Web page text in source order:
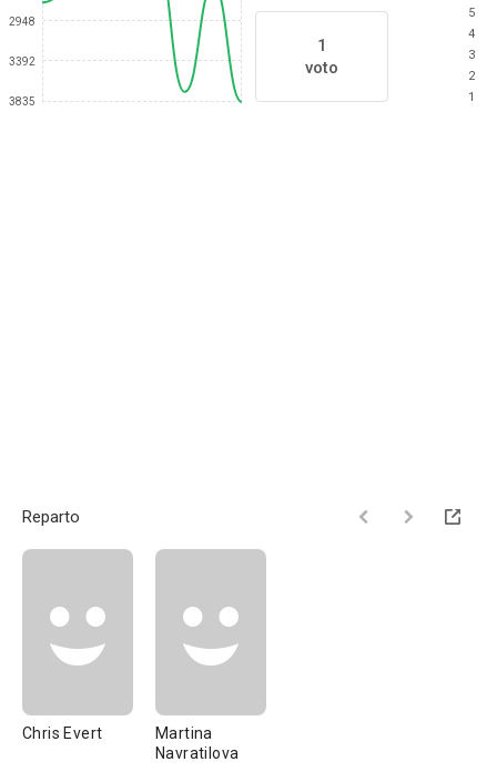
2948
3392
3835
1
voto
5
4
3
2
1
Reparto
Chris Evert
Martina
Navratilova